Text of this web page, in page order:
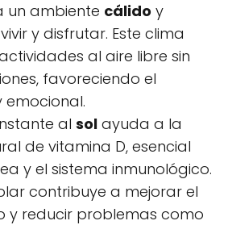
un ambiente cálido y
y disfrutar. Este clima
al aire libre sin
favoreciendo el
emocional.
al sol ayuda a la
de vitamina D, esencial
y el sistema inmunológico.
contribuye a mejorar el
y reducir problemas como